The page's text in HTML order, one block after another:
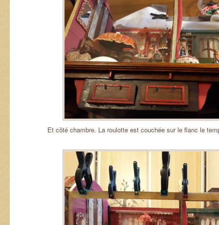
Et côté chambre. La roulotte est couchée sur le flanc le